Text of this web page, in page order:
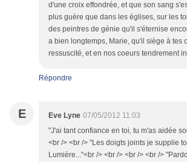
d'une croix effondrée, et que son sang
plus guère que dans les églises, sur les
des peintres de génie qu'il s'éternise
a bien longtemps, Marie, qu'il siège à tes
ressuscité, et en nos coeurs tendrement
Répondre
E Eve Lyne 07/05/2012 11:03
"J'ai tant confiance en toi, tu m'as aidée
<br /> <br /> "Les doigts joints je supplie
Lumière..."<br /> <br /> <br /> <br />